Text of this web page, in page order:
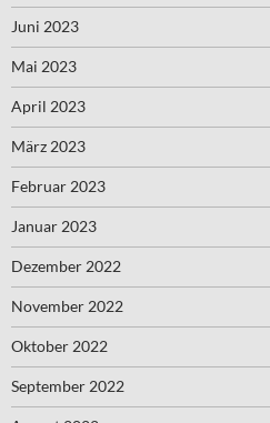
Juni 2023
Mai 2023
April 2023
März 2023
Februar 2023
Januar 2023
Dezember 2022
November 2022
Oktober 2022
September 2022